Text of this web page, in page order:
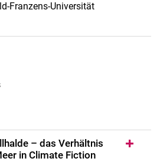
Franzens-Universität
– das Verhältnis
in Climate Fiction